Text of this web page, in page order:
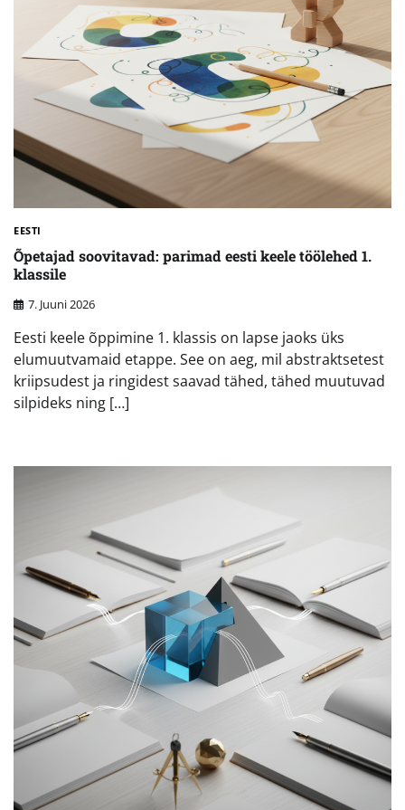
EESTI
Õpetajad soovitavad: parimad eesti keele töölehed 1.
klassile
7. Juuni 2026
Eesti keele õppimine 1. klassis on lapse jaoks üks
elumuutvamaid etappe. See on aeg, mil abstraktsetest
kriipsudest ja ringidest saavad tähed, tähed muutuvad
silpideks ning […]